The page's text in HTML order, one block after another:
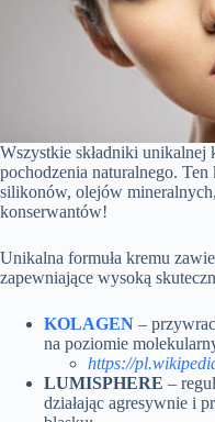
Wszystkie składniki
pochodzenia naturalnego.
silikonów, olejów
konserwantów!
Unikalna formuła kremu
zapewniające wysoką
KOLAGEN –
na poziomie
https://
LUMISPHERE –
działając agresywnie i